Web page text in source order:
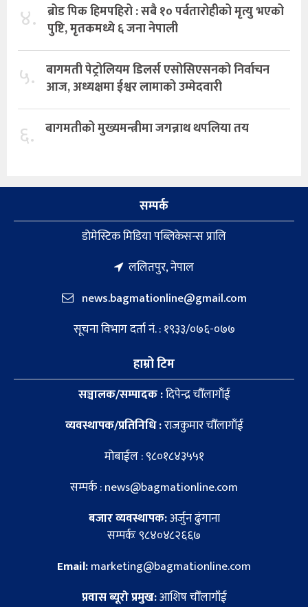
४. ब्रोड पिक हिमपहिरो : सबै १० पर्वतारोहीको मृत्यु भएको
पुष्टि, मृतकमध्ये ६ जना नेपाली
५. बागमती पेट्रोलियम डिलर्स एसोसिएसनको निर्वाचन
आज, अध्यक्षमा ईश्वर लामाको उम्मेदवारी
६. बागमतीको मुख्यमन्त्रीमा जगन्नाथ थपलिया तय
सम्पर्क
डाेमेस्टिक मिडिया पब्लिकेसन्स प्रालि
ललितपुर, नेपाल
news.bagmationline@gmail.com
सूचना विभाग दर्ता नं. : १९३३/०७६-०७७
हाम्रो टिम
सञ्चालक/सम्पादक :दिपेन्द्र चौँलागाँई
व्यवस्थापक/प्रतिनिधि :राजकुमार चौँलागाँई
मोबाईल : ९८०१८४३५५१
सम्पर्क : news@bagmationline.com
बजार व्यवस्थापक:अर्जुन ढुंगाना
सम्पर्कः ९८४०४८२६६७
Email:marketing@bagmationline.com
प्रवास ब्यूरो प्रमुख:आशिष चौँलागाँई